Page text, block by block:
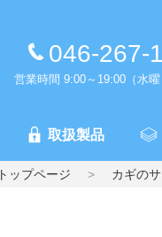
046-267-
営業時間 9:00～19:00（水曜
取扱製品
トップページ カギの